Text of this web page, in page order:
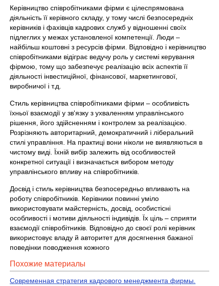
Керівництво співробітниками фірми є цілеспрямована
діяльність її керівного складу, у тому числі безпосередніх
керівників і фахівців кадрових служб у відношенні своїх
підлеглих у межах установленої компетенції. Люди –
найбільш коштовні з ресурсів фірми. Відповідно і керівництво
співробітниками відіграє ведучу роль у системі керування
фірмою, тому що забезпечує реалізацію всіх аспектів її
діяльності інвестиційної, фінансової, маркетингової,
виробничої і т.д.
Стиль керівництва співробітниками фірми – особливість
їхньої взаємодії у зв'язку з ухваленням управлінського
рішення, його здійсненням і контролем за реалізацією.
Розрізняють авторитарний, демократичний і ліберальний
стилі управління. На практиці вони ніколи не виявляються в
чистому виді. Їхній вибір залежить від особливостей
конкретної ситуації і визначається вибором методу
управлінського впливу на співробітників.
Досвід і стиль керівництва безпосередньо впливають на
роботу співробітників. Керівники повинні уміло
використовувати майстерність, досвід, особистісні
особливості і мотиви діяльності індивідів. Їх ціль – сприяти
взаємодії співробітників. Відповідно до своєї ролі керівник
використовує владу й авторитет для досягнення бажаної
поведінки поводження кожного
Похожие материалы
Современная стратегия кадрового менеджмента фирмы.